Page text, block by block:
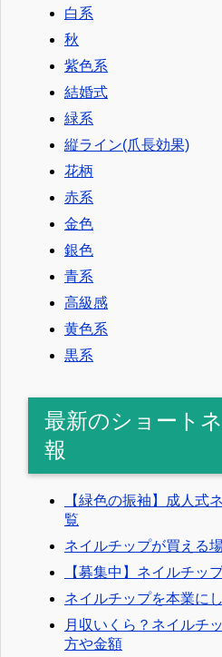
白系
秋
紫色系
結婚式
緑系
縦ライン(爪長効果)
花柄
赤系
金色
銀色
青系
高級感
黄色系
黒系
最新のショート
報
【緑色の振袖】成人式
覧
ネイルチップが買える
【募集中】ネイルチッ
ネイルチップを本業に
月収いくら？ネイルチ
方や金額